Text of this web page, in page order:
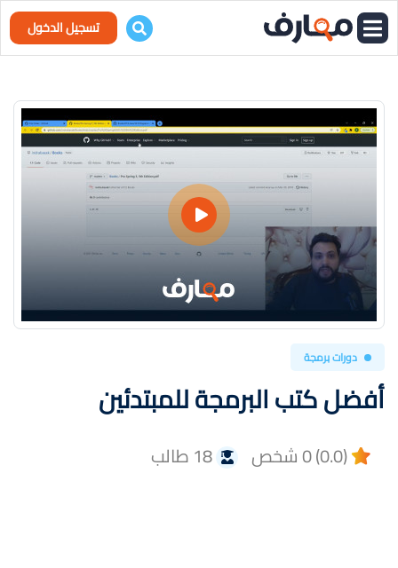
تسجيل الدخول
دورات برمجة
أفضل كتب البرمجة للمبتدئين
(0.0) 0 شخص 18 طالب